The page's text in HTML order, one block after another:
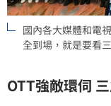
國內各大媒體和電
全到場，就是要看
OTT強敵環伺